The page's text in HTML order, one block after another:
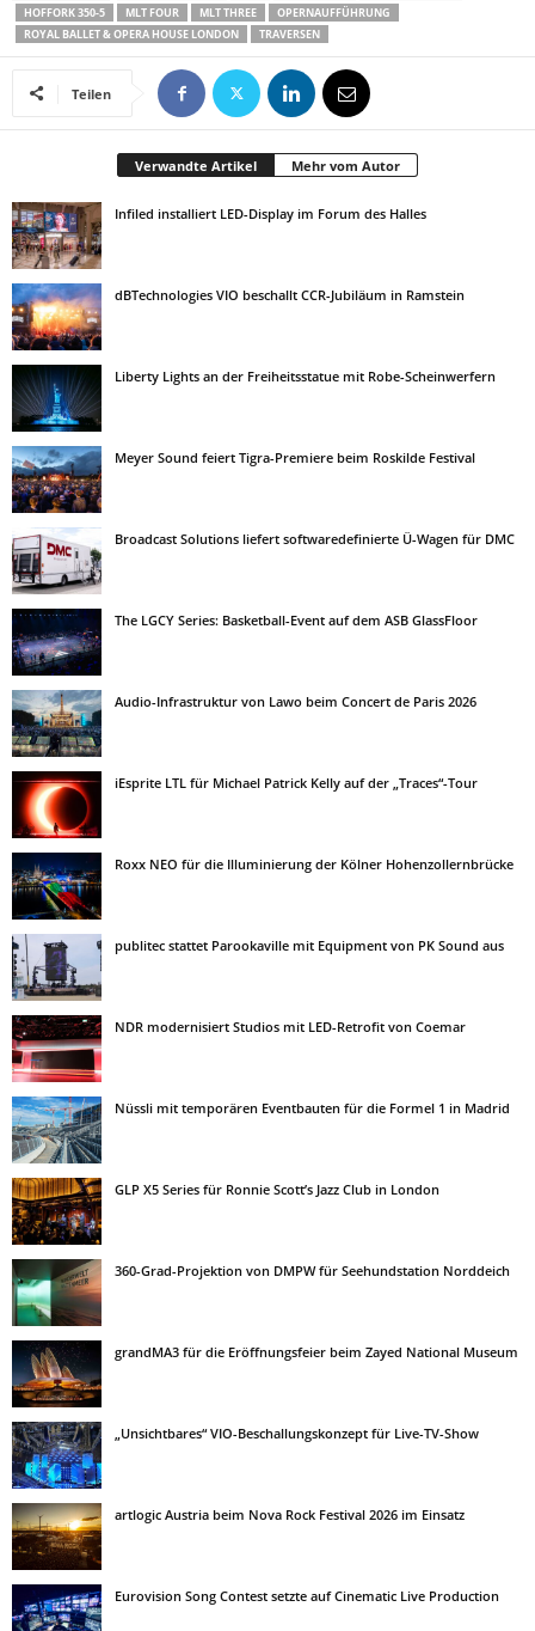
HOFFORK 350-5
MLT FOUR MLT THREE
OPERNAUFFÜHRUNG
ROYAL BALLET & OPERA HOUSE LONDON
TRAVERSEN
Teilen
Verwandte Artikel Mehr vom Autor
Infiled installiert LED-Display im Forum des Halles
dBTechnologies VIO beschallt CCR-Jubiläum in Ramstein
Liberty Lights an der Freiheitsstatue mit Robe-Scheinwerfern
Meyer Sound feiert Tigra-Premiere beim Roskilde Festival
Broadcast Solutions liefert softwaredefinierte Ü-Wagen für DMC
The LGCY Series: Basketball-Event auf dem ASB GlassFloor
Audio-Infrastruktur von Lawo beim Concert de Paris 2026
iEsprite LTL für Michael Patrick Kelly auf der „Traces“-Tour
Roxx NEO für die Illuminierung der Kölner Hohenzollernbrücke
publitec stattet Parookaville mit Equipment von PK Sound aus
NDR modernisiert Studios mit LED-Retrofit von Coemar
Nüssli mit temporären Eventbauten für die Formel 1 in Madrid
GLP X5 Series für Ronnie Scott’s Jazz Club in London
360-Grad-Projektion von DMPW für Seehundstation Norddeich
grandMA3 für die Eröffnungsfeier beim Zayed National Museum
„Unsichtbares“ VIO-Beschallungskonzept für Live-TV-Show
artlogic Austria beim Nova Rock Festival 2026 im Einsatz
Eurovision Song Contest setzte auf Cinematic Live Production